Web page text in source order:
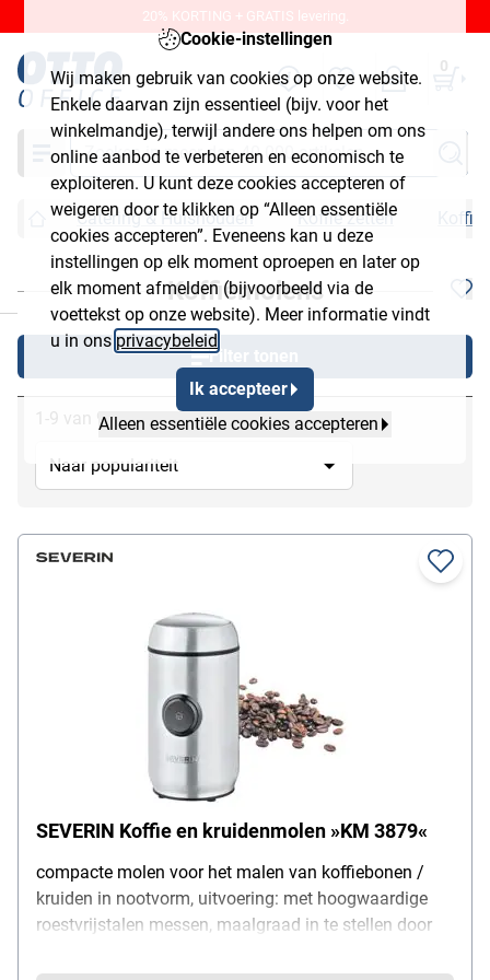
Cookie-instellingen
Wij maken gebruik van cookies op onze website.
Enkele daarvan zijn essentieel (bijv. voor het
winkelmandje), terwijl andere ons helpen om ons
online aanbod te verbeteren en economisch te
exploiteren. U kunt deze cookies accepteren of
weigeren door te klikken op “Alleen essentiële
cookies accepteren”. Eveneens kan u deze
instellingen op elk moment oproepen en later op
elk moment afmelden (bijvoorbeeld via de
voettekst op onze website). Meer informatie vindt
u in ons privacybeleid
Ik accepteer
Alleen essentiële cookies accepteren
20% KORTING + GRATIS levering.
0
Zoeken
Catering & Huishouden Koffie zetten
Koffiemolens
Filter tonen
1-9 van 9
SEVERIN Koffie en kruidenmolen »KM 3879«
compacte molen voor het malen van koffiebonen /
kruiden in nootvorm, uitvoering: met hoogwaardige
roestvrijstalen messen, maalgraad in te stellen door